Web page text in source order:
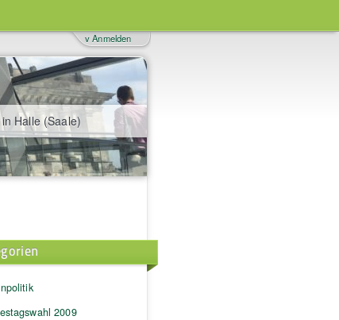
Halle (Saale)
v Anmelden
2009